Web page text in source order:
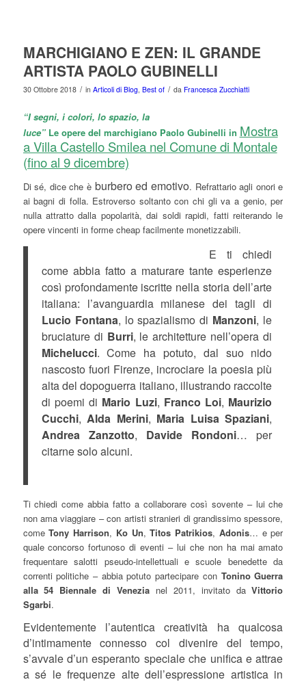
MARCHIGIANO E ZEN: IL GRANDE
ARTISTA PAOLO GUBINELLI
30 Ottobre 2018 / in Articoli di Blog, Best of / da Francesca Zucchiatti
“I segni, i colori, lo spazio, la
luce” Le opere del marchigiano Paolo Gubinelli in Mostra
a Villa Castello Smilea nel Comune di Montale
(fino al 9 dicembre)
Di sé, dice che è burbero ed emotivo. Refrattario agli onori e
ai bagni di folla. Estroverso soltanto con chi gli va a genio, per
nulla attratto dalla popolarità, dai soldi rapidi, fatti reiterando le
opere vincenti in forme cheap facilmente monetizzabili.
E ti chiedi
come abbia fatto a maturare tante esperienze
così profondamente iscritte nella storia dell’arte
italiana: l’avanguardia milanese dei tagli di
Lucio Fontana, lo spazialismo di Manzoni, le
bruciature di Burri, le architetture nell’opera di
Michelucci. Come ha potuto, dal suo nido
nascosto fuori Firenze, incrociare la poesia più
alta del dopoguerra italiano, illustrando raccolte
di poemi di Mario Luzi, Franco Loi, Maurizio
Cucchi,Alda Merini, Maria Luisa Spaziani,
Andrea Zanzotto, Davide Rondoni… per
citarne solo alcuni.
Ti chiedi come abbia fatto a collaborare così sovente – lui che
non ama viaggiare – con artisti stranieri di grandissimo spessore,
comeTony Harrison, Ko Un,Titos Patrikios, Adonis… e per
quale concorso fortunoso di eventi – lui che non ha mai amato
frequentare salotti pseudo-intellettuali e scuole benedette da
correnti politiche – abbia potuto partecipare con Tonino Guerra
alla 54 Biennale di Venezia nel 2011, invitato daVittorio
Sgarbi.
Evidentemente l’autentica creatività ha qualcosa
d’intimamente connesso col divenire del tempo,
s’avvale d’un esperanto speciale che unifica e attrae
a sé le frequenze alte dell’espressione artistica in